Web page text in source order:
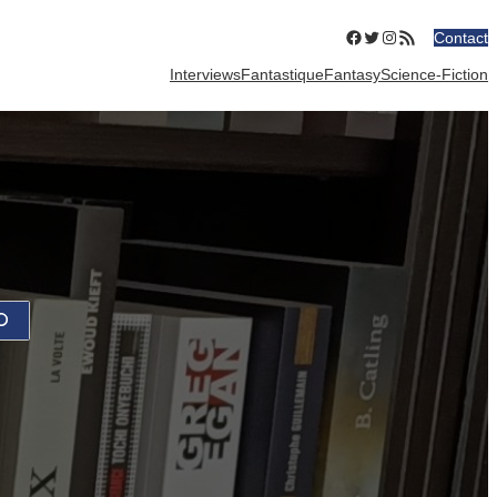
Facebook
Twitter
Instagram
Flux RSSContact
InterviewsFantastiqueFantasyScience-Fiction